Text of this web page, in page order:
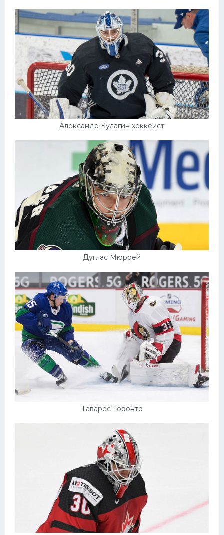
Александр Кулагин хоккеист
Дуглас Мюррей
Таварес Торонто